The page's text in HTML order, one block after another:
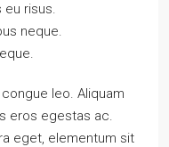
eu risus.
neque.
leo. Aliquam
eros egestas ac.
eget, elementum sit